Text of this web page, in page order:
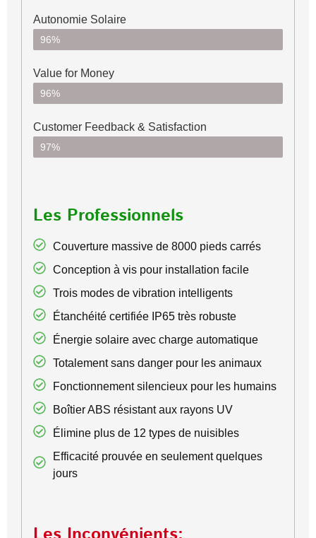
Autonomie Solaire
96%
Value for Money
96%
Customer Feedback & Satisfaction​
97%
Les Professionnels
Couverture massive de 8000 pieds carrés
Conception à vis pour installation facile
Trois modes de vibration intelligents
Étanchéité certifiée IP65 très robuste
Énergie solaire avec charge automatique
Totalement sans danger pour les animaux
Fonctionnement silencieux pour les humains
Boîtier ABS résistant aux rayons UV
Élimine plus de 12 types de nuisibles
Efficacité prouvée en seulement quelques
jours